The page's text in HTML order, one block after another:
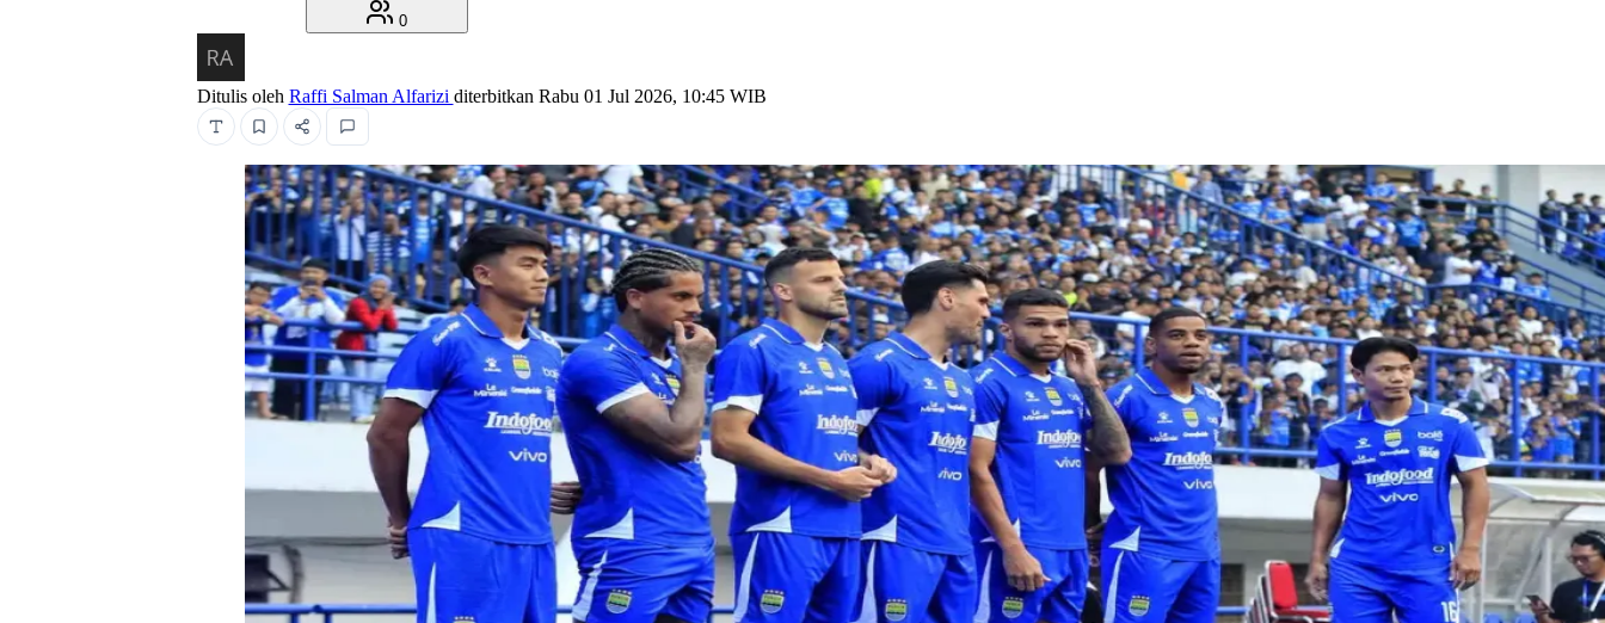
0
Ditulis oleh Raffi Salman Alfarizi diterbitkan Rabu 01 Jul 2026, 10:45 WIB